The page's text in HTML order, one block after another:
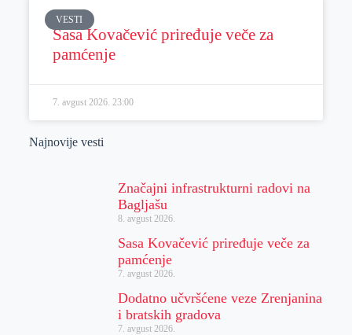
VESTI
Sasa Kovačević priređuje veče za
pamćenje
7. avgust 2026. 23:00
Najnovije vesti
Značajni infrastrukturni radovi na
Bagljašu
8. avgust 2026.
Sasa Kovačević priređuje veče za
pamćenje
7. avgust 2026.
Dodatno učvršćene veze Zrenjanina
i bratskih gradova
7. avgust 2026.